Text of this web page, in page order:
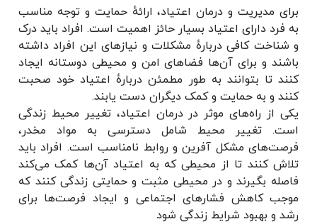
برای مدیریت و درمان اعتیاد، ارائهٔ حمایت و توجه مناسب
به فرد دارای اعتیاد بسیار حائز اهمیت است. افراد باید درک
و شناخت کافی دربارهٔ مشکلات و نیازهای این افراد داشته
باشند و برای آن‌ها فضاهای امن و محیطی دوستانه ایجاد
کنند تا بتوانند به طور مطمئن دربارهٔ اعتیاد خود صحبت
کنند و به حمایت و کمک دیگران دست یابند.
یکی از راه‌های موثر در درمان اعتیاد، تغییر محیط زندگی
است. تغییر محیط شامل دسترسی به مواد مخدر،
فرصت‌های مشکل آفرین و روابط نامناسب است. افراد باید
تلاش کنند تا از محیطی که به اعتیاد آن‌ها کمک می‌کند
فاصله بگیرند و در محیطی مثبت و حمایتی زندگی کنند که
موجب کاهش فشارهای اجتماعی و ایجاد فرصت‌ها برای
رشد و بهبود شرایط زندگی شود